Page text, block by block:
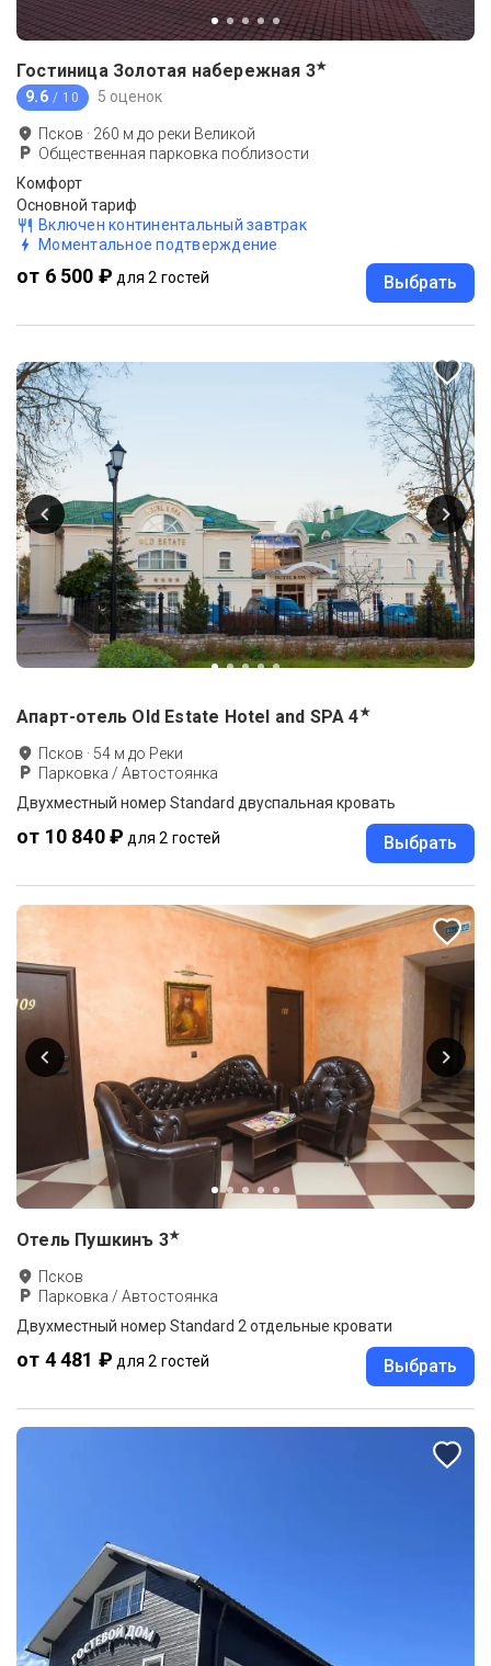
Гостиница Золотая набережная 3★
9.6 / 10 5 оценок
Псков · 260 м до реки Великой
Общественная парковка поблизости
Комфорт
Основной тариф
Включен континентальный завтрак
Моментальное подтверждение
от 6 500 ₽ для 2 гостей Выбрать
Апарт-отель Old Estate Hotel and SPA 4★
Псков · 54 м до Реки
Парковка / Автостоянка
Двухместный номер Standard двуспальная кровать
от 10 840 ₽ для 2 гостей Выбрать
Отель Пушкинъ 3★
Псков
Парковка / Автостоянка
Двухместный номер Standard 2 отдельные кровати
от 4 481 ₽ для 2 гостей Выбрать